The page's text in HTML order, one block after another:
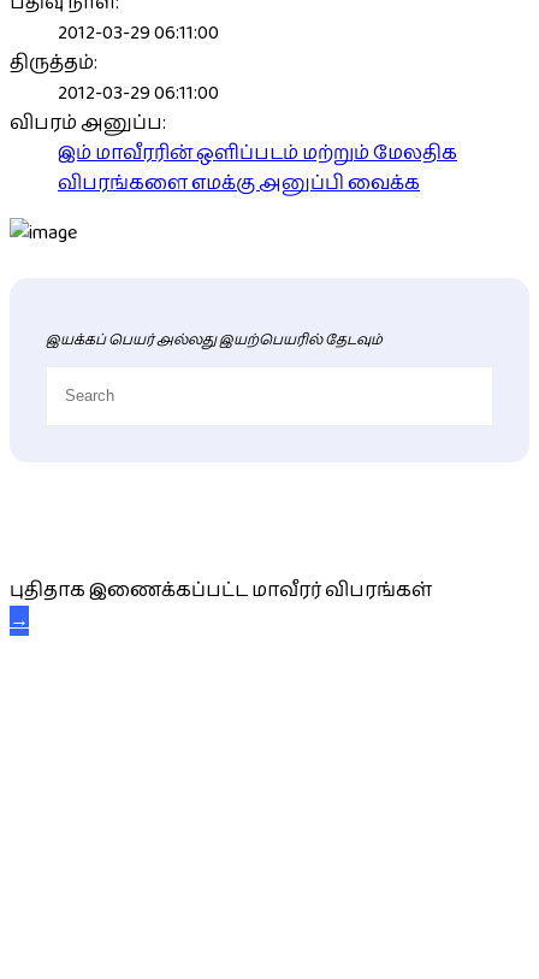
2012-03-29 06:11:00
திருத்தம்:
2012-03-29 06:11:00
விபரம் அனுப்ப:
இம் மாவீரரின் ஒளிப்படம் மற்றும் மேலதிக
விபரங்களை எமக்கு அனுப்பி வைக்க
இயக்கப் பெயர் அல்லது இயற்பெயரில் தேடவும்
புதிதாக இணைக்கப்பட்ட மாவீரர் விபரங்கள்
→